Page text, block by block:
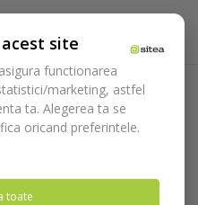
site
functionarea
marketing, astfel
ta. Alegerea ta se
oricand preferintele.
toate
laborator
Instrumente
Zahle cod 591
din care accesati website-ul